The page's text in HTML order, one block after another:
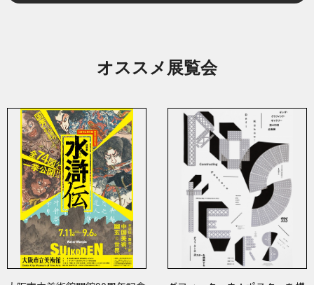
オススメ展覧会